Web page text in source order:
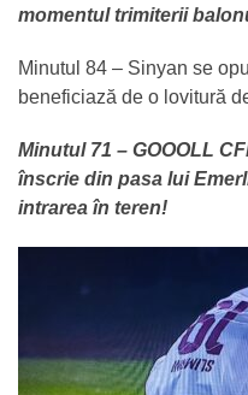
momentul trimiterii
Minutul 84 – Sinyan se
beneficiază de o lovitură
Minutul 71 – GOOOLL
înscrie din pasa lui
intrarea în teren!